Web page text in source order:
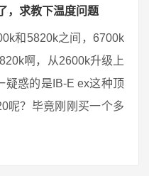
，求教下温度问题
和5820k之间，6700k
啊，从2600k升级上
疑惑的是IB-E ex这种顶
呢？毕竟刚刚买一个多